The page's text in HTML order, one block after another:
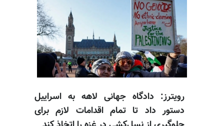
رویترز: دادگاه جهانی لاهه به اسراییل
دستور داد تا تمام اقدامات لازم برای